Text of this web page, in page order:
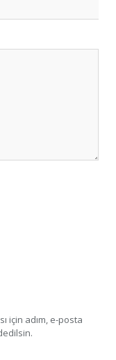
için adım, e-posta